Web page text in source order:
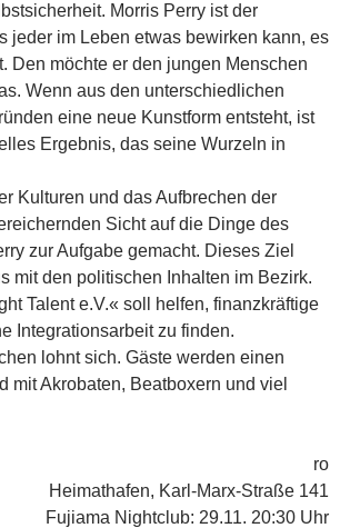
Morris Perry ist der
jeder im Leben etwas bewirken kann, es
Den möchte er den jungen Menschen
Wenn aus den unterschiedlichen
eine neue Kunstform entsteht, ist
Ergebnis, das seine Wurzeln in
Kulturen und das Aufbrechen der
Sicht auf die Dinge des
zur Aufgabe gemacht. Dieses Ziel
mit den politischen Inhalten im Bezirk.
Talent e.V.« soll helfen, finanzkräftige
Integrationsarbeit zu finden.
lohnt sich. Gäste werden einen
mit Akrobaten, Beatboxern und viel
ro
Heimathafen, Karl-Marx-Straße 141
Fujiama Nightclub: 29.11. 20:30 Uhr